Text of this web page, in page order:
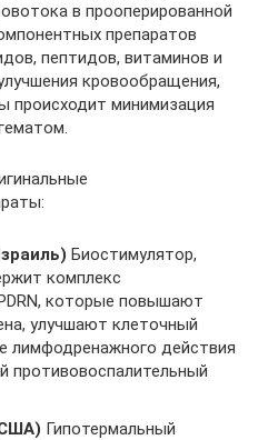
в прооперированной
препаратов
пептидов, витаминов и
кровообращения,
происходит минимизация
Биостимулятор,
комплекс
которые повышают
улучшают клеточный
лимфодренажного действия
Гипотермальный